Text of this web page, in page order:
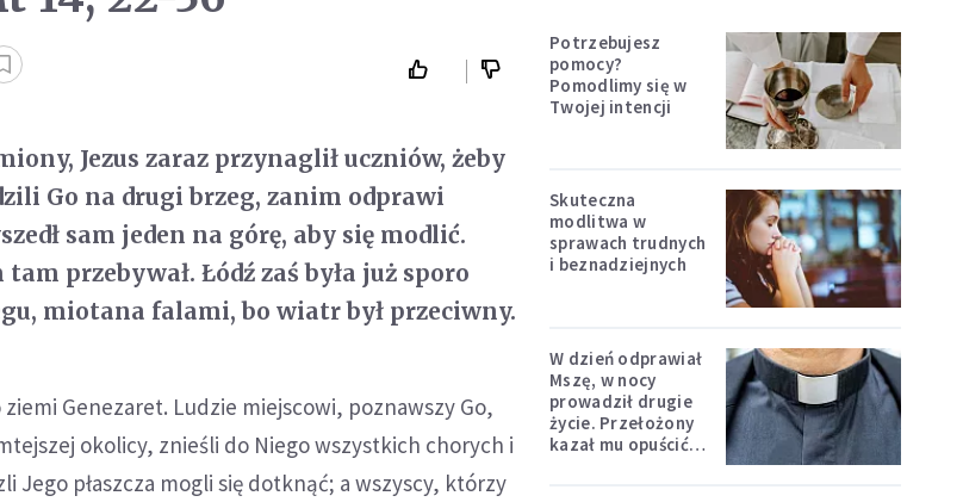
Jezus zaraz przynaglił uczniów, żeby
Go na drugi brzeg, zanim odprawi
sam jeden na górę, aby się modlić.
tam przebywał. Łódź zaś była już sporo
miotana falami, bo wiatr był przeciwny.
Genezaret. Ludzie miejscowi, poznawszy Go,
okolicy, znieśli do Niego wszystkich chorych i
Jego płaszcza mogli się dotknąć; a wszyscy, którzy
Potrzebujesz
pomocy?
Pomodlimy się w
Twojej intencji
Skuteczna
modlitwa w
sprawach trudnych
i beznadziejnych
W dzień odprawiał
Mszę, w nocy
prowadził drugie
życie. Przełożony
kazał mu opuścić